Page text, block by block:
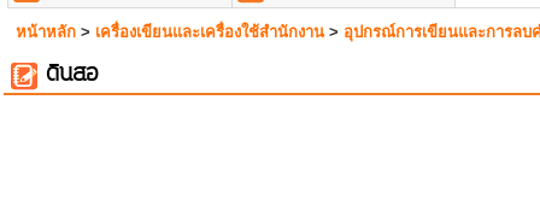
หน้าหลัก > เครื่องเขียนและเครื่องใช้สำนักงาน > อุปกรณ์การเขียนและการลบ
ดินสอ